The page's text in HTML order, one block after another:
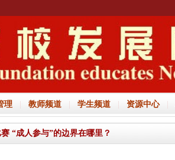
理 教师频道 学生频道 资源中心
“成人参与”的边界在哪里？